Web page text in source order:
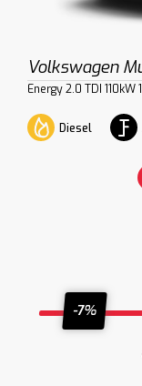
Volkswagen
Energy 2.0 TDI 110kW
Diesel
-7%